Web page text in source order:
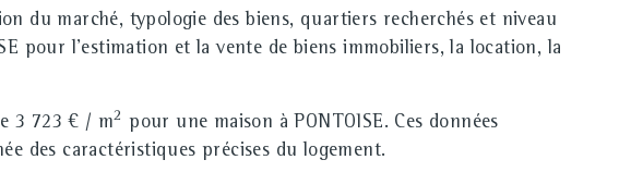
du marché, typologie des biens, quartiers recherchés et niveau
pour l'estimation et la vente de biens immobiliers, la location, la
3 723 € / m2 pour une maison à PONTOISE. Ces données
des caractéristiques précises du logement.